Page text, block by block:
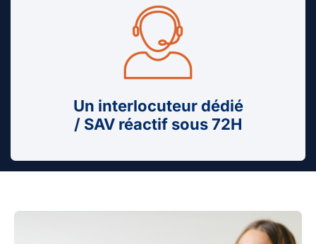
Un interlocuteur dédié
/ SAV réactif sous 72H